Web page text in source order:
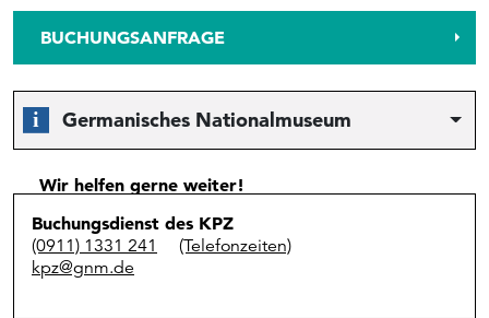
BUCHUNGSANFRAGE
Germanisches Nationalmuseum
Wir helfen gerne weiter!
Buchungsdienst des KPZ
(0911) 1331 241
(Telefonzeiten)
kpz@gnm.de